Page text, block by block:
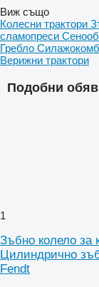
Подобни
1
Зъбно колело
Цилиндрично
Fendt
Виж също
Колесни трактори
сламопреси
Гребло
Верижни трактори